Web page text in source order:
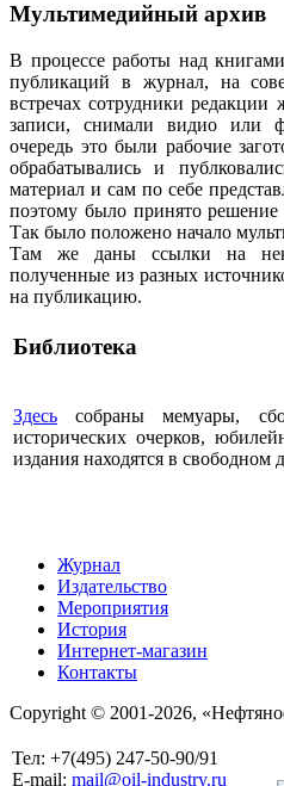
Мультимедийный архив
В процессе работы над
публикаций в журнал, на
встречах сотрудники редакции
записи, снимали видио или
очередь это были рабочие
обрабатывались и
материал и сам по себе
поэтому было принято решение
Так было положено начало
Там же даны ссылки на
полученные из разных
на публикацию.
Библиотека
Здесь собраны мемуары,
исторических очерков,
издания находятся в свободном
Журнал
Издательство
Мероприятия
История
Интернет-магазин
Контакты
Copyright © 2001-2026,
Тел: +7(495) 247-50-90/91
E-mail: mail@oil-industry.ru